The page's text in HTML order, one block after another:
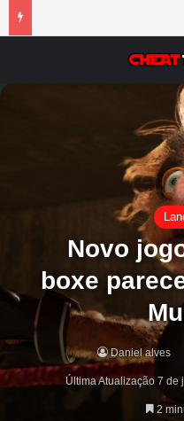
Novo
boxe
Daniel alves
Última Atualização 7 de
2